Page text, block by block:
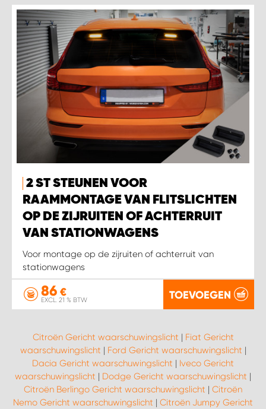
2 ST STEUNEN VOOR
RAAMMONTAGE VAN FLITSLICHTEN
OP DE ZIJRUITEN OF ACHTERRUIT
VAN STATIONWAGENS
Voor montage op de zijruiten of achterruit van
stationwagens
86 €
EXCL. 21 % BTW TOEVOEGEN
Citroën Gericht waarschuwingslicht | Fiat Gericht
waarschuwingslicht | Ford Gericht waarschuwingslicht |
Dacia Gericht waarschuwingslicht | Iveco Gericht
waarschuwingslicht | Dodge Gericht waarschuwingslicht |
Citroën Berlingo Gericht waarschuwingslicht | Citroën
Nemo Gericht waarschuwingslicht | Citroën Jumpy Gericht